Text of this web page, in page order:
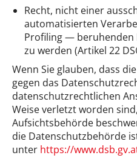
Recht, nicht einer
automatisierten
Profiling — beruhenden
zu werden (Artikel 22
Wenn Sie glauben, dass
gegen das
datenschutzrechtlichen
Weise verletzt worden
Aufsichtsbehörde
die Datenschutzbehörde
unter https://